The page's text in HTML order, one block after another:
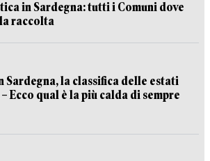
in Sardegna: tutti i Comuni dove
raccolta
la classifica delle estati
Ecco qual è la più calda di sempre